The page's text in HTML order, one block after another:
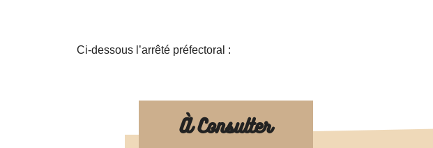
Ci-dessous l’arrêté préfectoral :
À Consulter